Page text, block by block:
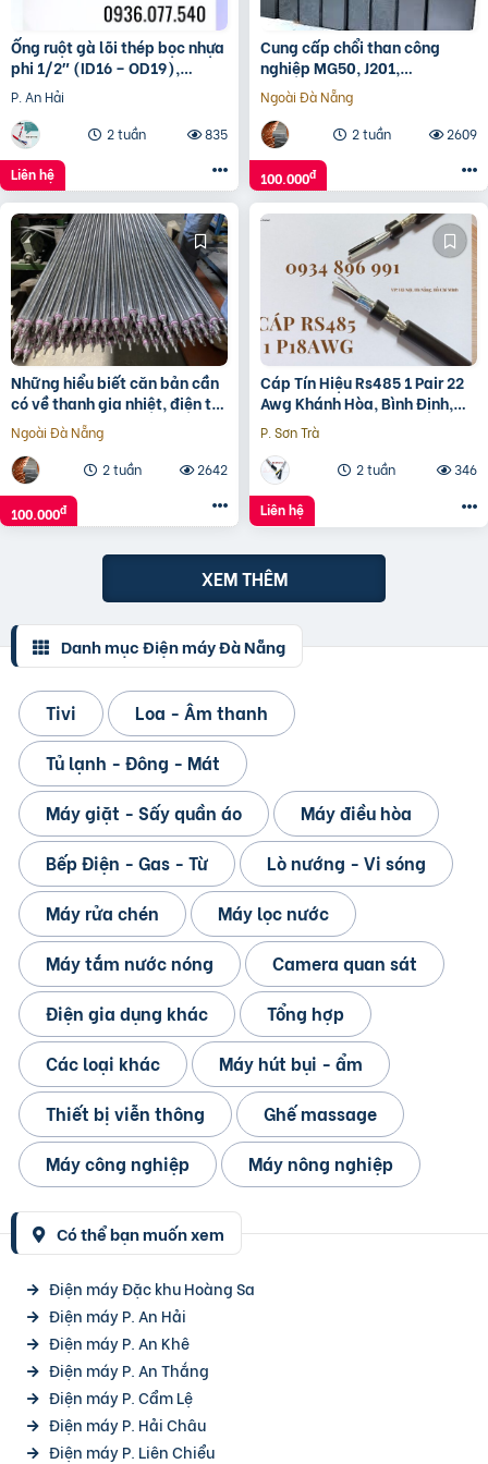
Ống ruột gà lõi thép bọc nhựa
phi 1/2″ (ID16 – OD19),
Flexible Conduit, ống luồn
dây điện
P. An Hải
2 tuần
835
Liên hệ
Cung cấp chổi than công
nghiệp MG50, J201,
J164,D172, CH33N, D374N…
Ngoài Đà Nẵng
2 tuần
2609
100.000đ
Những hiểu biết căn bản cần
có về thanh gia nhiệt, điện trở
nhiệt
Ngoài Đà Nẵng
2 tuần
2642
100.000đ
Cáp Tín Hiệu Rs485 1 Pair 22
Awg Khánh Hòa, Bình Định,
Gia Lai
P. Sơn Trà
2 tuần
346
Liên hệ
XEM THÊM
Danh mục Điện máy Đà Nẵng
Tivi
Loa - Âm thanh
Tủ lạnh - Đông - Mát
Máy giặt - Sấy quần áo
Máy điều hòa
Bếp Điện - Gas - Từ
Lò nướng - Vi sóng
Máy rửa chén
Máy lọc nước
Máy tắm nước nóng
Camera quan sát
Điện gia dụng khác
Tổng hợp
Các loại khác
Máy hút bụi - ẩm
Thiết bị viễn thông
Ghế massage
Máy công nghiệp
Máy nông nghiệp
Có thể bạn muốn xem
Điện máy Đặc khu Hoàng Sa
Điện máy P. An Hải
Điện máy P. An Khê
Điện máy P. An Thắng
Điện máy P. Cẩm Lệ
Điện máy P. Hải Châu
Điện máy P. Liên Chiểu